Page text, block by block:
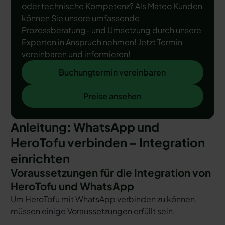
oder technische Kompetenz? Als Mateo Kunden
können Sie unsere umfassende
Prozessberatung- und Umsetzung durch unsere
Experten in Anspruch nehmen! Jetzt Termin
vereinbaren und informieren!
Buchungtermin vereinbaren
Buchungtermin vereinbaren
Preise ansehen
Preise ansehen
Anleitung: WhatsApp und
HeroTofu verbinden – Integration
einrichten
Voraussetzungen für die Integration von
HeroTofu und WhatsApp
Um HeroTofu mit WhatsApp verbinden zu können,
müssen einige Voraussetzungen erfüllt sein.